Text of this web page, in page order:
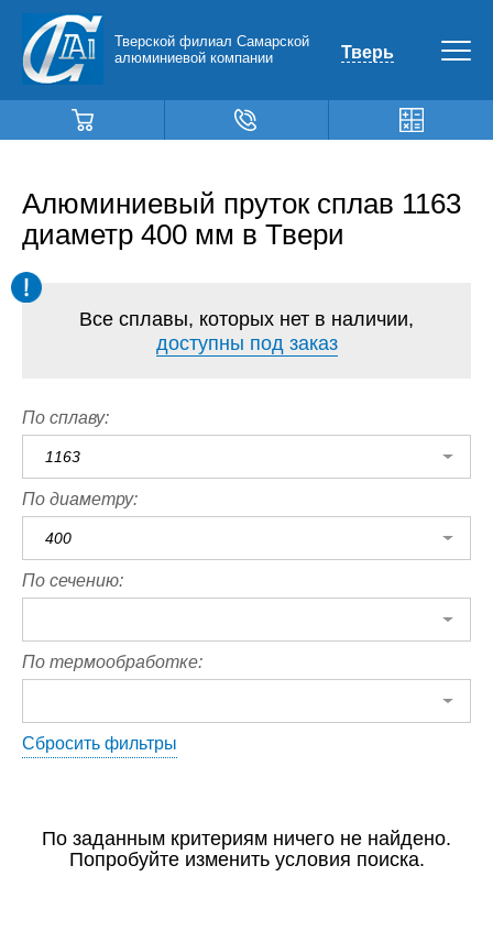
Тверской филиал Самарской
алюминиевой компании
Тверь
Алюминиевый пруток сплав 1163
диаметр 400 мм в Твери
Все сплавы, которых нет в наличии,
доступны под заказ
По сплаву:
1163
По диаметру:
400
По сечению:
По термообработке:
Сбросить фильтры
По заданным критериям ничего не найдено.
Попробуйте изменить условия поиска.